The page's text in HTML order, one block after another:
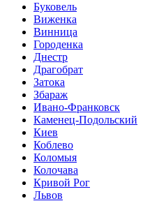
Буковель
Виженка
Винница
Городенка
Днестр
Драгобрат
Затока
Збараж
Ивано-Франковск
Каменец-Подольский
Киев
Коблево
Коломыя
Колочава
Кривой Рог
Львов